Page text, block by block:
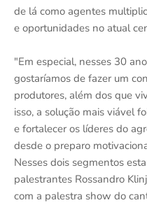
de lá como agentes
e oportunidades no atual
"Em especial, nesses 30
gostaríamos de fazer um
produtores, além dos que
isso, a solução mais viável
e fortalecer os líderes do
desde o preparo
Nesses dois segmentos
palestrantes Rossandro
com a palestra show do